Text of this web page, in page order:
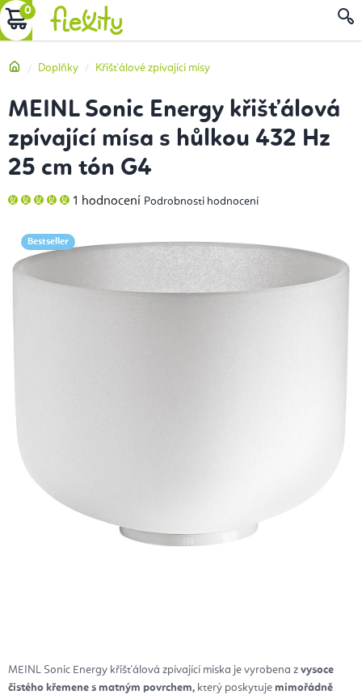
Přejít
na
NÁKUPNÍ
DomůDoplňky Křišťálové zpívající mísy
MEINL Sonic Energy křišťálová zpívající miska je vyrobena z vysoce
čistého křemene s matným povrchem, který poskytuje mimořádně
MEINL Sonic Energy křišťálová
zpívající mísa s hůlkou 432 Hz
25 cm tón G4
Průměrné
hodnocení
5,0
z
1 hodnocení Podrobnosti hodnocení
Bestseller